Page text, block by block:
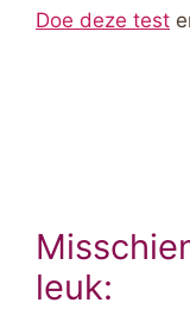
Doe deze test
leuk: